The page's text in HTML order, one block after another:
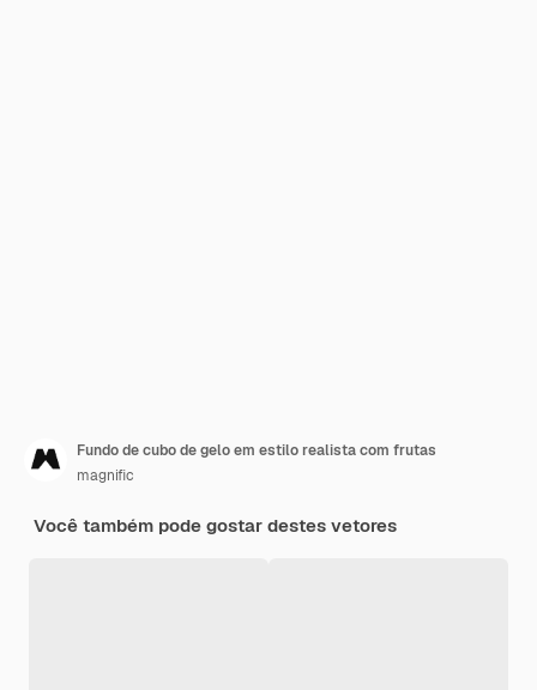
Fundo de cubo de gelo em estilo realista com frutas
magnific
Você também pode gostar destes vetores